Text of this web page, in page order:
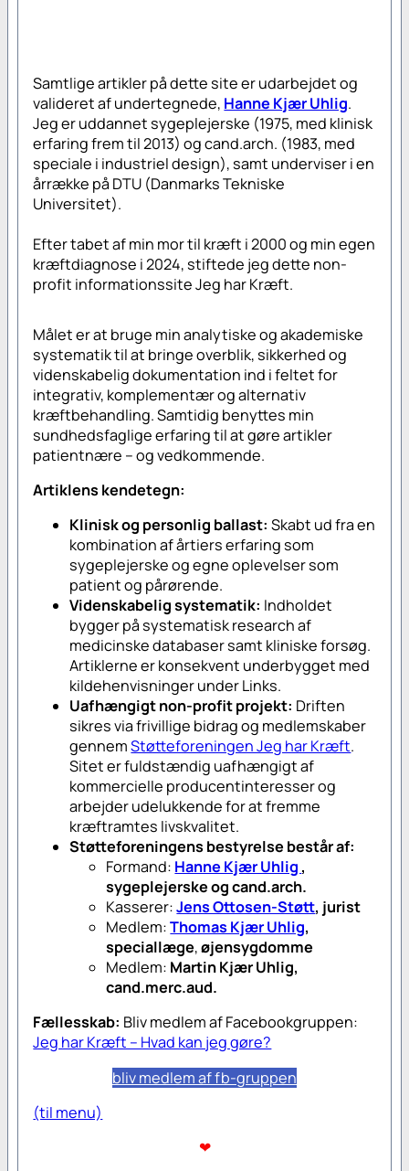
Samtlige artikler på dette site er udarbejdet og
valideret af undertegnede, Hanne Kjær Uhlig.
Jeg er uddannet sygeplejerske (1975, med klinisk
erfaring frem til 2013) og cand.arch. (1983, med
speciale i industriel design), samt underviser i en
årrække på DTU (Danmarks Tekniske
Universitet).
Efter tabet af min mor til kræft i 2000 og min egen
kræftdiagnose i 2024, stiftede jeg dette non-
profit informationssiteJeg har Kræft.
Målet er at bruge min analytiske og akademiske
systematik til at bringe overblik, sikkerhed og
videnskabelig dokumentation ind i feltet for
integrativ, komplementær og alternativ
kræftbehandling. Samtidig benyttes min
sundhedsfaglige erfaring til at gøre artikler
patientnære – og vedkommende.
Artiklens kendetegn:
Klinisk og personlig ballast: Skabt ud fra en
kombination af årtiers erfaring som
sygeplejerske og egne oplevelser som
patient og pårørende.
Videnskabelig systematik: Indholdet
bygger på systematisk research af
medicinske databaser samt kliniske forsøg.
Artiklerne er konsekvent underbygget med
kildehenvisninger under Links.
Uafhængigt non-profit projekt: Driften
sikres via frivillige bidrag og medlemskaber
gennemStøtteforeningen Jeg har Kræft.
Sitet er fuldstændig uafhængigt af
kommercielle producentinteresser og
arbejder udelukkende for at fremme
kræftramtes livskvalitet.
Støtteforeningens bestyrelse består af:
Formand: Hanne Kjær Uhlig ,
sygeplejerske og cand.arch.
Kasserer:Jens Ottosen-Støtt, jurist
Medlem:Thomas Kjær Uhlig,
speciallæge,øjensygdomme
Medlem: Martin Kjær Uhlig,
cand.merc.aud.
Fællesskab: Bliv medlem af Facebookgruppen:
Jeg har Kræft – Hvad kan jeg gøre?
bliv medlem af fb-gruppen
(til menu)
❤